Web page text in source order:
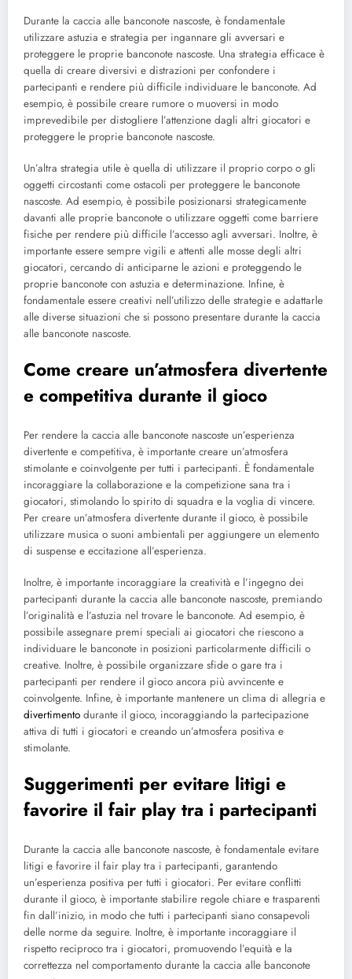
Durante la caccia alle banconote nascoste, è fondamentale
utilizzare astuzia e strategia per ingannare gli avversari e
proteggere le proprie banconote nascoste. Una strategia efficace è
quella di creare diversivi e distrazioni per confondere i
partecipanti e rendere più difficile individuare le banconote. Ad
esempio, è possibile creare rumore o muoversi in modo
imprevedibile per distogliere l’attenzione dagli altri giocatori e
proteggere le proprie banconote nascoste.
Un’altra strategia utile è quella di utilizzare il proprio corpo o gli
oggetti circostanti come ostacoli per proteggere le banconote
nascoste. Ad esempio, è possibile posizionarsi strategicamente
davanti alle proprie banconote o utilizzare oggetti come barriere
fisiche per rendere più difficile l’accesso agli avversari. Inoltre, è
importante essere sempre vigili e attenti alle mosse degli altri
giocatori, cercando di anticiparne le azioni e proteggendo le
proprie banconote con astuzia e determinazione. Infine, è
fondamentale essere creativi nell’utilizzo delle strategie e adattarle
alle diverse situazioni che si possono presentare durante la caccia
alle banconote nascoste.
Come creare un’atmosfera divertente
e competitiva durante il gioco
Per rendere la caccia alle banconote nascoste un’esperienza
divertente e competitiva, è importante creare un’atmosfera
stimolante e coinvolgente per tutti i partecipanti. È fondamentale
incoraggiare la collaborazione e la competizione sana tra i
giocatori, stimolando lo spirito di squadra e la voglia di vincere.
Per creare un’atmosfera divertente durante il gioco, è possibile
utilizzare musica o suoni ambientali per aggiungere un elemento
di suspense e eccitazione all’esperienza.
Inoltre, è importante incoraggiare la creatività e l’ingegno dei
partecipanti durante la caccia alle banconote nascoste, premiando
l’originalità e l’astuzia nel trovare le banconote. Ad esempio, è
possibile assegnare premi speciali ai giocatori che riescono a
individuare le banconote in posizioni particolarmente difficili o
creative. Inoltre, è possibile organizzare sfide o gare tra i
partecipanti per rendere il gioco ancora più avvincente e
coinvolgente. Infine, è importante mantenere un clima di allegria e
divertimento durante il gioco, incoraggiando la partecipazione
attiva di tutti i giocatori e creando un’atmosfera positiva e
stimolante.
Suggerimenti per evitare litigi e
favorire il fair play tra i partecipanti
Durante la caccia alle banconote nascoste, è fondamentale evitare
litigi e favorire il fair play tra i partecipanti, garantendo
un’esperienza positiva per tutti i giocatori. Per evitare conflitti
durante il gioco, è importante stabilire regole chiare e trasparenti
fin dall’inizio, in modo che tutti i partecipanti siano consapevoli
delle norme da seguire. Inoltre, è importante incoraggiare il
rispetto reciproco tra i giocatori, promuovendo l’equità e la
correttezza nel comportamento durante la caccia alle banconote